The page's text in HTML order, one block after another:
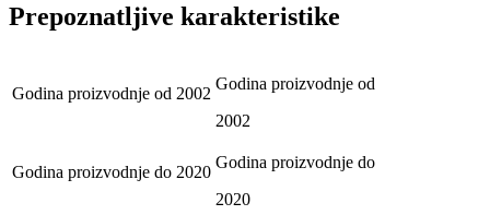
Prepoznatljive karakteristike
Godina proizvodnje od 2002
Godina proizvodnje od
2002
Godina proizvodnje do 2020
Godina proizvodnje do
2020